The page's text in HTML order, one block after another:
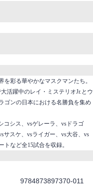
を彩る華やかなマスクマンたち。
活躍中のレイ・ミステリオJr.とウ
ゴンの日本における名勝負を集め
コシス、vsゲレーラ、vsドラゴ
サスケ、vsライガー、vs大谷、vs
トなど全15試合を収録。
9784873897370-011